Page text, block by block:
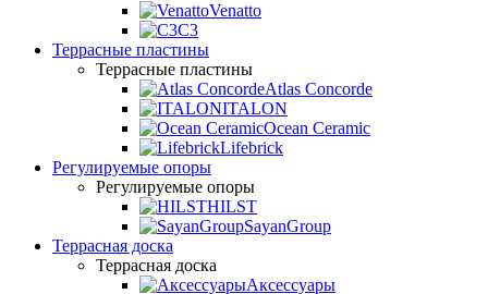
Venatto
C3
Террасные пластины
Террасные пластины
Atlas Concorde
ITALON
Ocean Ceramic
Lifebrick
Регулируемые опоры
Регулируемые опоры
HILST
SayanGroup
Террасная доска
Террасная доска
Аксессуары